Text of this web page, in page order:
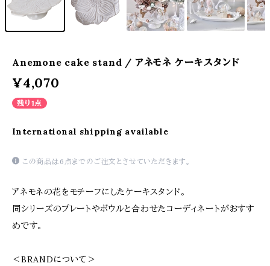
Anemone cake stand / アネモネ ケーキスタンド
¥4,070
残り1点
International shipping available
この商品は6点までのご注文とさせていただきます。
アネモネの花をモチーフにしたケーキスタンド。
同シリーズのプレートやボウルと合わせたコーディネートがおすす
めです。
＜BRANDについて＞